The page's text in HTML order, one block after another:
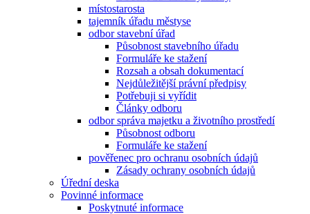
místostarosta
tajemník úřadu městyse
odbor stavební úřad
Působnost stavebního úřadu
Formuláře ke stažení
Rozsah a obsah dokumentací
Nejdůležitější právní předpisy
Potřebuji si vyřídit
Články odboru
odbor správa majetku a životního prostředí
Působnost odboru
Formuláře ke stažení
pověřenec pro ochranu osobních údajů
Zásady ochrany osobních údajů
Úřední deska
Povinné informace
Poskytnuté informace